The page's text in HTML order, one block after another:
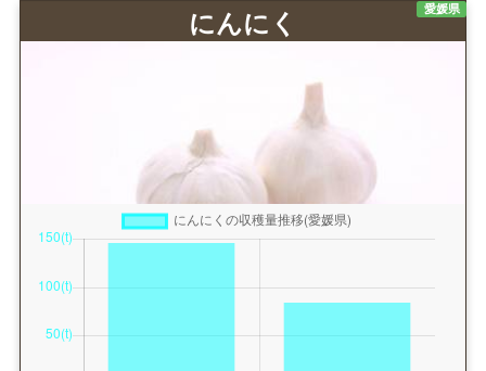
愛媛県
にんにく